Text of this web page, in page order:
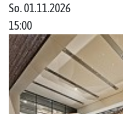
So. 01.11.2026
15:00